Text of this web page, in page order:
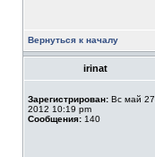
Вернуться к началу
irinat
Зарегистрирован: Вс май 27,
2012 10:19 pm
Сообщения: 140